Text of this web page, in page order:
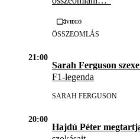
Videó
ÖSSZEOMLÁS
21:00
Sarah Ferguson szexe
F1-legenda
SARAH FERGUSON
20:00
Hajdú Péter